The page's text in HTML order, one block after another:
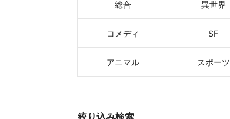
総合 異世界
コメディ SF
アニマル スポーツ
絞り込み検索